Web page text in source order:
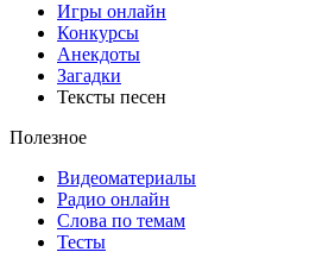
Игры онлайн
Конкурсы
Анекдоты
Загадки
Тексты песен
Полезное
Видеоматериалы
Радио онлайн
Слова по темам
Тесты